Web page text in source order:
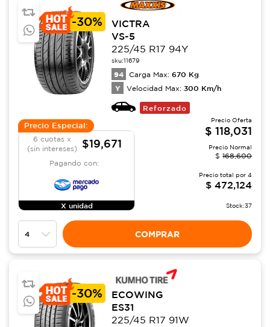
-30%
VICTRA
VS-5
225/45 R17 94Y
sku:11679
94 Carga Max: 670 Kg
Y Velocidad Max: 300 Km/h
Reforzado
Precio Especial:
6 cuotas x
(sin intereses)
$19,671
Pagando con:
X unidad
Precio Oferta
$ 118,031
Precio Normal
$ 168,600
Precio total por 4
$ 472,124
Stock:37
COMPRAR
-30%
ECOWING
ES31
225/45 R17 91W